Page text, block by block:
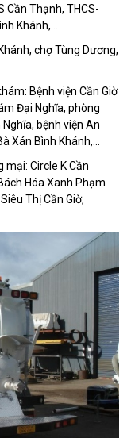
Cần Thạnh, THCS-
Khánh,...
chợ Tùng Dương,
Bệnh viện Cần Giờ
Đại Nghĩa, phòng
bệnh viện An
Xán Bình Khánh,...
Circle K Cần
Hóa Xanh Phạm
Thị Cần Giờ,